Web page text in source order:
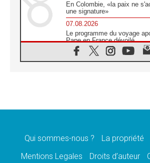
En Colombie, «la paix ne
une signature»
07.08.2026
Le programme du voyage
Pape en France dévoilé
07.08.2026
1ère Conférence
07.08.2026
07.08.2026
lancement des «dix jours de
Qui sommes-nous ? La propriété
Mentions Legales
Droits d’auteur